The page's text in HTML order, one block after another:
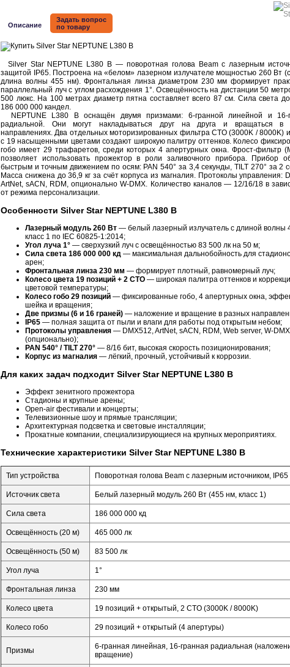
Описание
Задать вопрос
по товару
Silver Star NEPTUNE L380 B — поворотная голова Beam с лазерным
защитой IP65. Построена на «белом» лазерном излучателе мощностью 260 Вт
длина волны 455 нм). Фронтальная линза диаметром 230 мм формирует
параллельный луч с углом расхождения 1°. Освещённость на дистанции 50
500 люкс. На 100 метрах диаметр пятна составляет всего 87 см. Сила света
186 000 000 кандел.
NEPTUNE L380 B оснащён двумя призмами: 6-гранной линейной и 16-
радиальной. Они могут накладываться друг на друга и вращаться в
направлениях. Два отдельных моторизированных фильтра CTO (3000K / 8000K)
с 19 насыщенными цветами создают широкую палитру оттенков. Колесо
гобо имеет 29 трафаретов, среди которых 4 апертурных окна. Фрост-фильтр
позволяет использовать прожектор в роли заливочного прибора. Прибор
быстрым и точным движением по осям: PAN 540° за 3,4 секунды, TILT 270° за 2
Масса снижена до 36,9 кг за счёт корпуса из магналия. Протоколы управления:
ArtNet, sACN, RDM, опционально W-DMX. Количество каналов — 12/16/18 в
от режима персонализации.
Особенности Silver Star NEPTUNE L380 B
Лазерный модуль 260 Вт — белый лазерный излучатель с длиной волны
класс 1 по IEC 60825-1:2014;
Угол луча 1° — сверхузкий луч с освещённостью 83 500 лк на 50 м;
Сила света 186 000 000 кд — максимальная дальнобойность для
арен;
Фронтальная линза 230 мм — формирует плотный, равномерный луч;
Колесо цвета 19 позиций + 2 CTO — широкая палитра оттенков и
цветовой температуры;
Колесо гобо 29 позиций — фиксированные гобо, 4 апертурных окна,
шейка и вращения;
Две призмы (6 и 16 граней) — наложение и вращение в разных
IP65 — полная защита от пыли и влаги для работы под открытым небом;
Протоколы управления — DMX512, ArtNet, sACN, RDM, Web server, W-DMX
(опционально);
PAN 540° / TILT 270° — 8/16 бит, высокая скорость позиционирования;
Корпус из магналия — лёгкий, прочный, устойчивый к коррозии.
Для каких задач подходит Silver Star NEPTUNE L380 B
Эффект зенитного прожектора
Стадионы и крупные арены;
Open-air фестивали и концерты;
Телевизионные шоу и прямые трансляции;
Архитектурная подсветка и световые инсталляции;
Прокатные компании, специализирующиеся на крупных мероприятиях.
Технические характеристики Silver Star NEPTUNE L380 B
Тип устройства Поворотная голова Beam с лазерным источником, IP65
Источник света Белый лазерный модуль 260 Вт (455 нм, класс 1)
Сила света 186 000 000 кд
Освещённость (20 м) 465 000 лк
Освещённость (50 м) 83 500 лк
Угол луча 1°
Фронтальная линза 230 мм
Колесо цвета 19 позиций + открытый, 2 CTO (3000K / 8000K)
Колесо гобо 29 позиций + открытый (4 апертуры)
Призмы
6-гранная линейная, 16-гранная радиальная
вращение)